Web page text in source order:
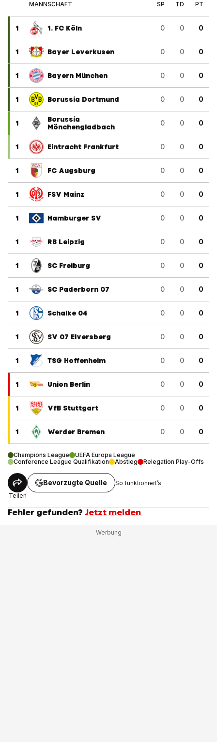
MANNSCHAFT SP TD PT
1 1. FC Köln 0 0 0
1 Bayer Leverkusen 0 0 0
1 Bayern München 0 0 0
1 Borussia Dortmund 0 0 0
1
Borussia
Mönchengladbach
0 0 0
1 Eintracht Frankfurt 0 0 0
1 FC Augsburg 0 0 0
1 FSV Mainz 0 0 0
1 Hamburger SV 0 0 0
1 RB Leipzig 0 0 0
1 SC Freiburg 0 0 0
1 SC Paderborn 07 0 0 0
1 Schalke 04 0 0 0
1 SV 07 Elversberg 0 0 0
1 TSG Hoffenheim 0 0 0
1 Union Berlin 0 0 0
1 VfB Stuttgart 0 0 0
1 Werder Bremen 0 0 0
Champions League
UEFA Europa League
Conference League Qualifikation
Abstieg Relegation Play-Offs
Teilen
Bevorzugte Quelle So funktioniert’s
Fehler gefunden? Jetzt melden